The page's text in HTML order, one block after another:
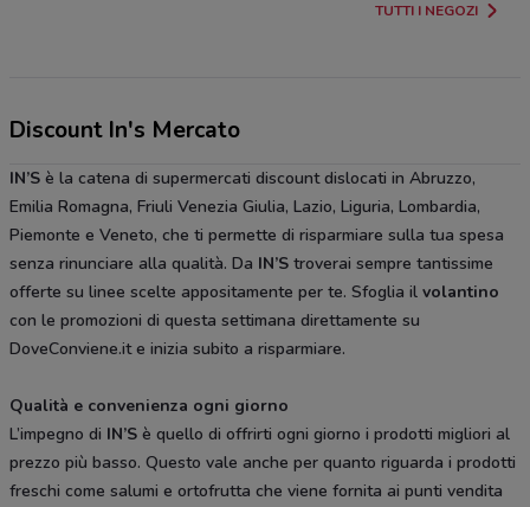
TUTTI I NEGOZI
Discount In's Mercato
IN’S è la catena di supermercati discount dislocati in Abruzzo,
Emilia Romagna, Friuli Venezia Giulia, Lazio, Liguria, Lombardia,
Piemonte e Veneto, che ti permette di risparmiare sulla tua spesa
senza rinunciare alla qualità. Da IN’S troverai sempre tantissime
offerte su linee scelte appositamente per te. Sfoglia il volantino
con le promozioni di questa settimana direttamente su
DoveConviene.it e inizia subito a risparmiare.
Qualità e convenienza ogni giorno
L’impegno di IN’S è quello di offrirti ogni giorno i prodotti migliori al
prezzo più basso. Questo vale anche per quanto riguarda i prodotti
freschi come salumi e ortofrutta che viene fornita ai punti vendita